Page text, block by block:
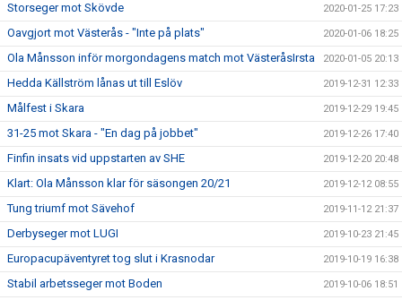
Storseger mot Skövde 2020-01-25 17:23
Oavgjort mot Västerås - "Inte på plats" 2020-01-06 18:25
Ola Månsson inför morgondagens match mot VästeråsIrsta 2020-01-05 20:13
Hedda Källström lånas ut till Eslöv 2019-12-31 12:33
Målfest i Skara 2019-12-29 19:45
31-25 mot Skara - "En dag på jobbet" 2019-12-26 17:40
Finfin insats vid uppstarten av SHE 2019-12-20 20:48
Klart: Ola Månsson klar för säsongen 20/21 2019-12-12 08:55
Tung triumf mot Sävehof 2019-11-12 21:37
Derbyseger mot LUGI 2019-10-23 21:45
Europacupäventyret tog slut i Krasnodar 2019-10-19 16:38
Stabil arbetsseger mot Boden 2019-10-06 18:51